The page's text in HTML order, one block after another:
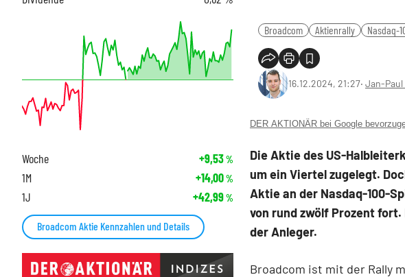
Broadcom Aktienrally Nasdaq-
16.12.2024, 21:27‧ Jan-Paul
DER AKTIONÄR bei Google
Die Aktie des US-
um ein Viertel zugelegt.
Aktie an der Nasdaq-100-
von rund zwölf Prozent
der Anleger.
Broadcom ist mit der Rally
Woche +9,53%
1M +14,00%
1J +42,99%
Broadcom Aktie Kennzahlen und Details